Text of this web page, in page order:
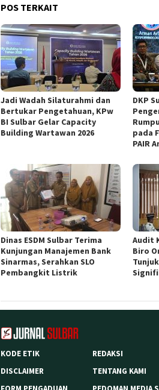
POS TERKAIT
Jadi Wadah Silaturahmi dan
Bertukar Pengetahuan, KPw
BI Sulbar Gelar Capacity
Building Wartawan 2026
DKP
pada
PAIR
Dinas ESDM Sulbar Terima
Kunjungan Manajemen Bank
Sinarmas, Serahkan SLO
Pembangkit Listrik
Audit
Biro
KODE ETIK REDAKSI
DISCLAIMER
TENTANG KAMI